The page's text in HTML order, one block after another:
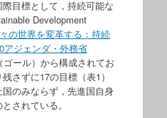
目標として，持続可能な
Development
の世界を変革する：持続
アジェンダ・外務省
ール）から構成されてお
さずに17の目標（表1）
のみならず，先進国自身
されている。